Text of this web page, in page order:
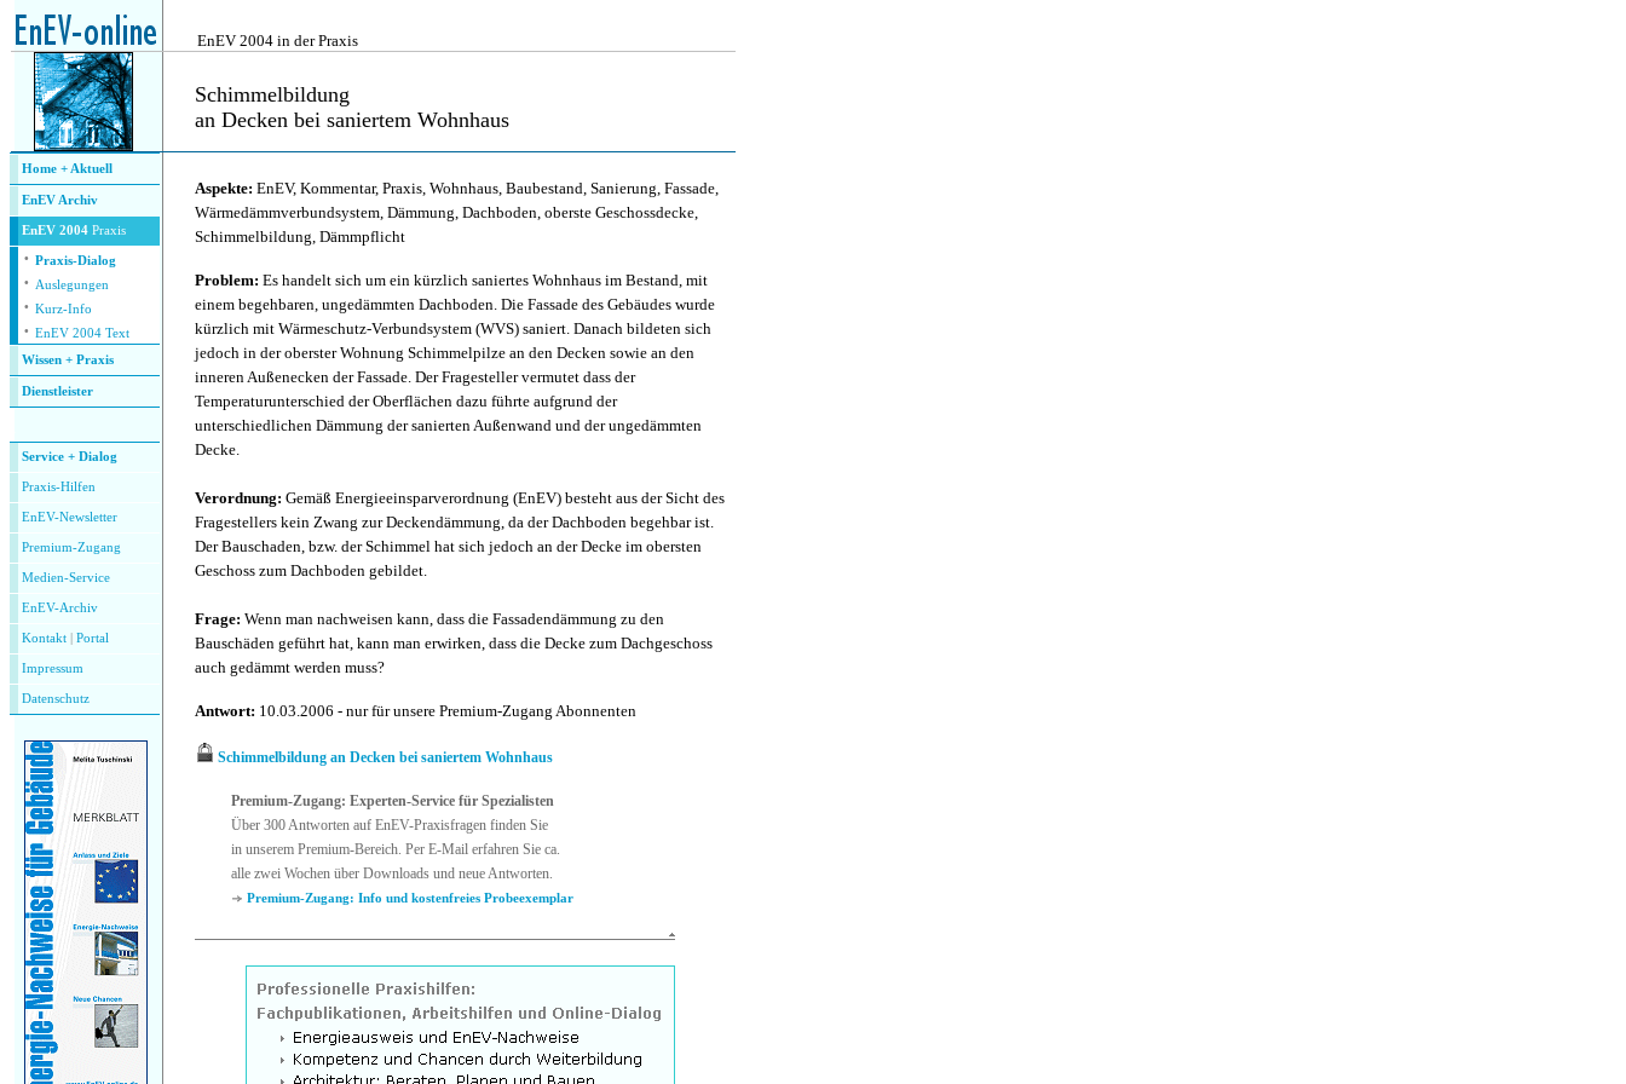
EnEV 2004 in der Praxis
Schimmelbildung
an Decken bei saniertem Wohnhaus
Home + Aktuell
EnEV Archiv
EnEV 2004 Praxis
· Praxis-Dialog
· Auslegungen
· Kurz-Info
· EnEV 2004 Text
Wissen + Praxis
Dienstleister
Service + Dialog
Praxis-Hilfen
EnEV-Newsletter
Premium-Zugang
Medien-Service
EnEV-Archiv
Kontakt Portal
Impressum
Datenschutz
Aspekte: EnEV, Kommentar, Praxis, Wohnhaus, Baubestand, Sanierung, Fassade,
Wärmedämmverbundsystem, Dämmung, Dachboden, oberste Geschossdecke,
Schimmelbildung, Dämmpflicht
Problem: Es handelt sich um ein kürzlich saniertes Wohnhaus im Bestand, mit
einem begehbaren, ungedämmten Dachboden. Die Fassade des Gebäudes wurde
kürzlich mit Wärmeschutz-Verbundsystem (WVS) saniert. Danach bildeten sich
jedoch in der oberster Wohnung Schimmelpilze an den Decken sowie an den
inneren Außenecken der Fassade. Der Fragesteller vermutet dass der
Temperaturunterschied der Oberflächen dazu führte aufgrund der
unterschiedlichen Dämmung der sanierten Außenwand und der ungedämmten
Decke.
Verordnung: Gemäß Energieeinsparverordnung (EnEV) besteht aus der Sicht des
Fragestellers kein Zwang zur Deckendämmung, da der Dachboden begehbar ist.
Der Bauschaden, bzw. der Schimmel hat sich jedoch an der Decke im obersten
Geschoss zum Dachboden gebildet.
Frage: Wenn man nachweisen kann, dass die Fassadendämmung zu den
Bauschäden geführt hat, kann man erwirken, dass die Decke zum Dachgeschoss
auch gedämmt werden muss?
Antwort: 10.03.2006 - nur für unsere Premium-Zugang Abonnenten
Schimmelbildung an Decken bei saniertem Wohnhaus
Premium-Zugang: Experten-Service für Spezialisten
Über 300 Antworten auf EnEV-Praxisfragen finden Sie
in unserem Premium-Bereich. Per E-Mail erfahren Sie ca.
alle zwei Wochen über Downloads und neue Antworten.
Premium-Zugang: Info und kostenfreies Probeexemplar